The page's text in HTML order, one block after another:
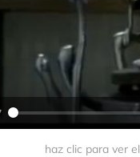
haz clic para ver